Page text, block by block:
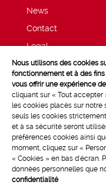
News
Contact
Legal
Privacy and cookie
Nous utilisons des cookies
fonctionnement et à des
vous offrir une expérience
cliquant sur « Tout accepter
les cookies placés sur notre
seuls les cookies
et à sa sécurité seront
préférences cookies ainsi
moment, cliquez sur «
« Cookies » en bas d'écran.
données personnelles que
confidentialité